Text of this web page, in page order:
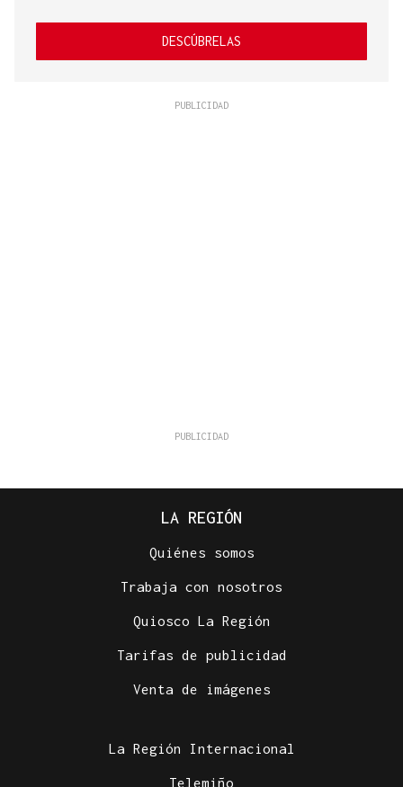
DESCÚBRELAS
LA REGIÓN
Quiénes somos
Trabaja con nosotros
Quiosco La Región
Tarifas de publicidad
Venta de imágenes
La Región Internacional
Telemiño